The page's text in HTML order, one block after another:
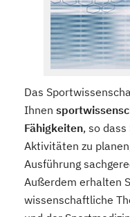
Das
Ihnen
Fähigkeiten, so
Aktivitäten zu
Ausführung
Außerdem erhalten
wissenschaftliche